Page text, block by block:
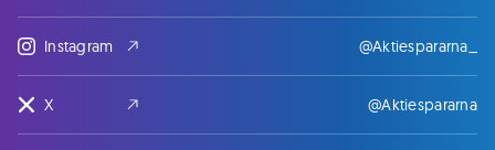
Instagram @Aktiespararna_
X @Aktiespararna